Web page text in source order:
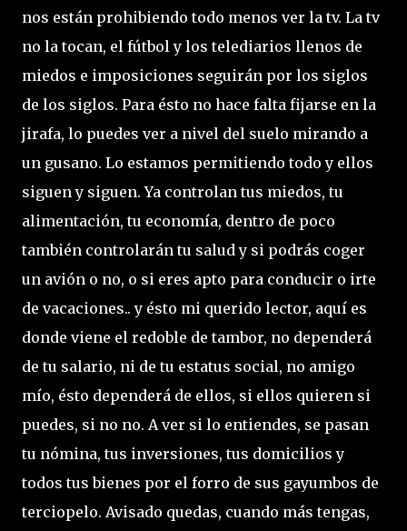
nos están prohibiendo todo menos ver la tv. La tv
no la tocan, el fútbol y los telediarios llenos de
miedos e imposiciones seguirán por los siglos
de los siglos. Para ésto no hace falta fijarse en la
jirafa, lo puedes ver a nivel del suelo mirando a
un gusano. Lo estamos permitiendo todo y ellos
siguen y siguen. Ya controlan tus miedos, tu
alimentación, tu economía, dentro de poco
también controlarán tu salud y si podrás coger
un avión o no, o si eres apto para conducir o irte
de vacaciones.. y ésto mi querido lector, aquí es
donde viene el redoble de tambor, no dependerá
de tu salario, ni de tu estatus social, no amigo
mío, ésto dependerá de ellos, si ellos quieren si
puedes, si no no. A ver si lo entiendes, se pasan
tu nómina, tus inversiones, tus domicilios y
todos tus bienes por el forro de sus gayumbos de
terciopelo. Avisado quedas, cuando más tengas,